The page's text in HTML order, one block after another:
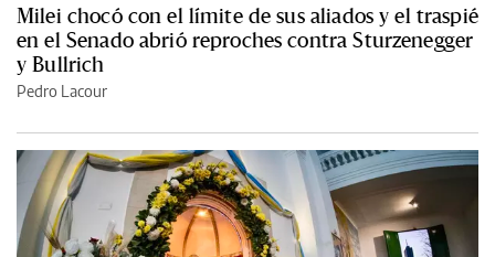
Milei chocó con el límite de sus aliados y el traspié
en el Senado abrió reproches contra Sturzenegger
y Bullrich
Pedro Lacour